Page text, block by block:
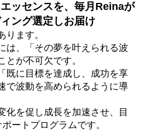
ッセンスを、毎月Reinaが
ング選定しお届け
ります。
は、「その夢を叶えられる波
とが不可欠です。
既に目標を達成し、成功を享
で波動を高められるように導
化を促し成長を加速させ、目
ートプログラムです。